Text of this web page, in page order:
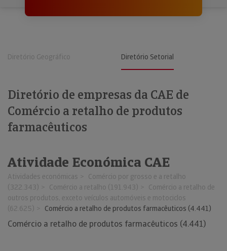
Diretório Geográfico Diretório Setorial
Diretório de empresas da CAE de
Comércio a retalho de produtos
farmacêuticos
Atividade Económica CAE
Atividades económicas
Comércio por grosso e a retalho
(322.343)
Comércio a retalho (191.943)
Comércio a retalho de
outros produtos, exceto veículos automóveis e motociclos
(62.625)
Comércio a retalho de produtos farmacêuticos (4.441)
Comércio a retalho de produtos farmacêuticos (4.441)